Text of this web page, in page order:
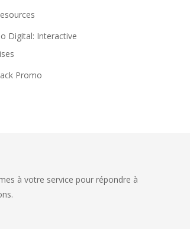
Digital: Interactive
Promo
à votre service pour répondre à